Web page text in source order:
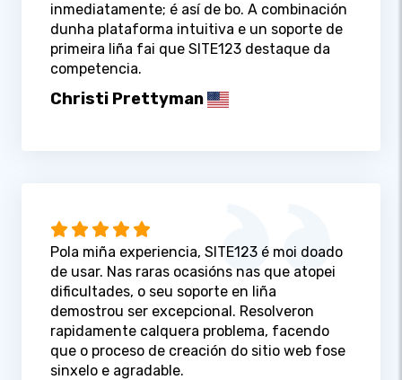
inmediatamente; é así de bo. A combinación
dunha plataforma intuitiva e un soporte de
primeira liña fai que SITE123 destaque da
competencia.
Christi Prettyman
Pola miña experiencia, SITE123 é moi doado
de usar. Nas raras ocasións nas que atopei
dificultades, o seu soporte en liña
demostrou ser excepcional. Resolveron
rapidamente calquera problema, facendo
que o proceso de creación do sitio web fose
sinxelo e agradable.